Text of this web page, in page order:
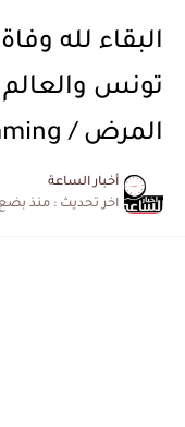
البقاء لله
تونس
المرض / Video Streaming
أخبار الساعة
اخر تحديث : منذ بضع